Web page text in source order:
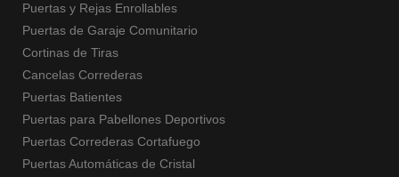
Puertas y Rejas Enrollables
Puertas de Garaje Comunitario
Cortinas de Tiras
Cancelas Correderas
Puertas Batientes
Puertas para Pabellones Deportivos
Puertas Correderas Cortafuego
Puertas Automáticas de Cristal